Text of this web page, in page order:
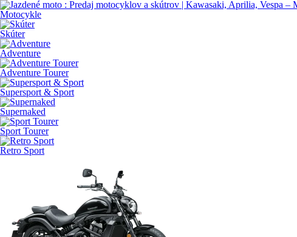
Motocykle
Skúter
Adventure
Adventure Tourer
Supersport & Sport
Supernaked
Sport Tourer
Retro Sport